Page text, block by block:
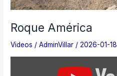
Roque América
Videos /AdminVillar /2026-01-18
Mostrar